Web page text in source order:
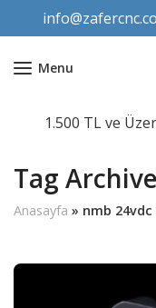
Menu
1.500 TL ve
Tag
Anasayfa » nmb